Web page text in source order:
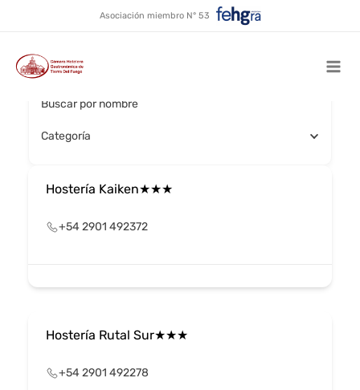
contenido
Asociación miembro N° 53
Tolhuin - Centro y
Buscar por nombre
Categoría
Hostería Kaiken★★★
+54 2901 492372
Hostería Rutal Sur★★★
+54 2901 492278